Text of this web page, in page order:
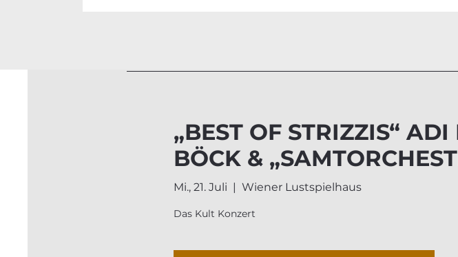
„BEST OF STRIZZIS“
BÖCK &
Mi., 21. Juli
  |
Wiener Lustspielhaus
Das Kult Konzert